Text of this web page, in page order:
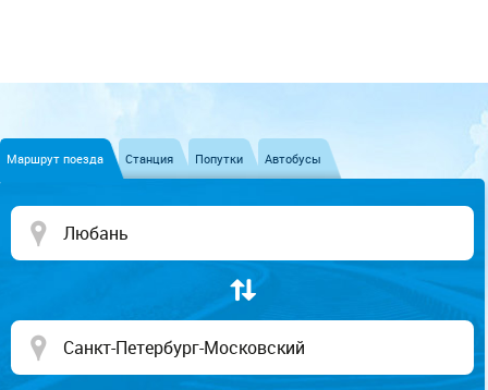
Маршрут поезда Станция Попутки Автобусы